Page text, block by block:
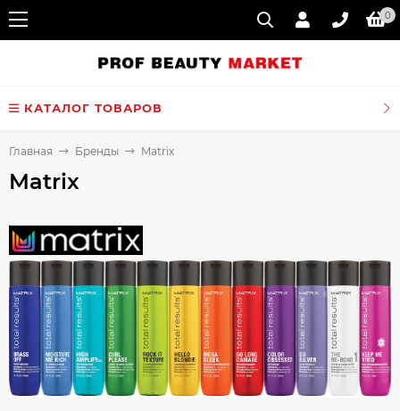
0
КАТАЛОГ ТОВАРОВ
Главная Бренды Matrix
Matrix